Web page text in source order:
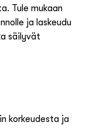
Tule mukaan
ja laskeudu
säilyvät
korkeudesta ja